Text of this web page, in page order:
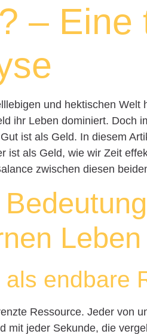
– Eine
und hektischen
ihr Leben dominiert. Doch
ist als Geld. In diesem
ist als Geld, wie wir Zeit
zwischen diesen
Leben
als endbare
Ressource. Jeder von
mit jeder Sekunde, die